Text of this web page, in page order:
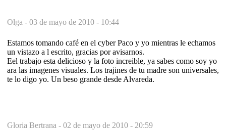
Olga - 03 de mayo de 2010 - 10:44
Estamos tomando café en el cyber Paco y yo mientras le echamos
un vistazo a l escrito, gracias por avisarnos.
Eel trabajo esta delicioso y la foto increible, ya sabes como soy yo
ara las imagenes visuales. Los trajines de tu madre son universales,
te lo digo yo. Un beso grande desde Alvareda.
Gloria Bertrana - 02 de mayo de 2010 - 20:59